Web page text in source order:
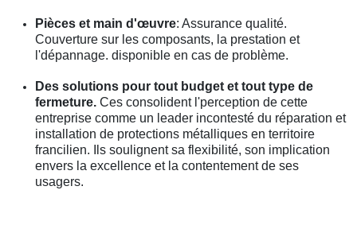
Pièces et main d'œuvre: Assurance qualité.
Couverture sur les composants, la prestation et
l'dépannage. disponible en cas de problème.
Des solutions pour tout budget et tout type de
fermeture. Ces consolident l'perception de cette
entreprise comme un leader incontesté du réparation et
installation de protections métalliques en territoire
francilien. Ils soulignent sa flexibilité, son implication
envers la excellence et la contentement de ses
usagers.